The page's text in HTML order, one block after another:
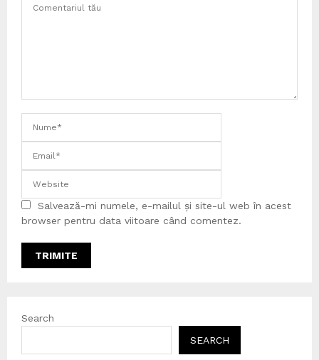
Salvează-mi numele, e-mailul și site-ul web în acest
browser pentru data viitoare când comentez.
Search
SEARCH